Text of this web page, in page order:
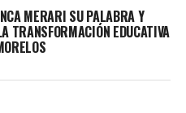
MERARI SU PALABRA Y
TRANSFORMACIÓN EDUCATIVA